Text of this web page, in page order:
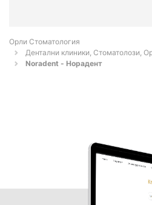
Орли Стоматология
Дентални клиники, Стоматолози,
Noradent - Норадент